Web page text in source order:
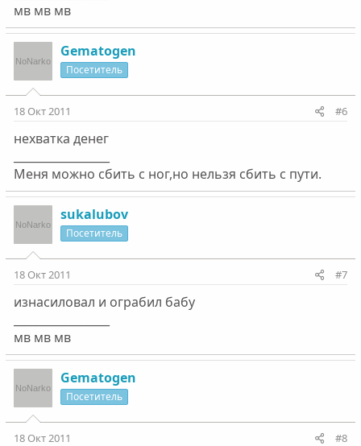
мв мв мв
Gematogen
Посетитель
18 Окт 2011 #6
нехватка денег
Меня можно сбить с ног,но нельзя сбить с пути.
sukalubov
Посетитель
18 Окт 2011 #7
изнасиловал и ограбил бабу
мв мв мв
Gematogen
Посетитель
18 Окт 2011 #8